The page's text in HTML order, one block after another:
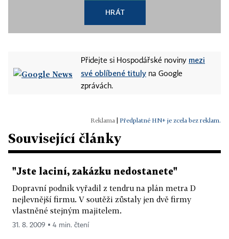
HRÁT
Přidejte si Hospodářské noviny mezi
své oblíbené tituly na Google
zprávách.
Předplatné HN+ je zcela bez reklam.
Související články
"Jste laciní, zakázku nedostanete"
Dopravní podnik vyřadil z tendru na plán metra D
nejlevnější firmu. V soutěži zůstaly jen dvě firmy
vlastněné stejným majitelem.
31. 8. 2009 ▪ 4 min. čtení